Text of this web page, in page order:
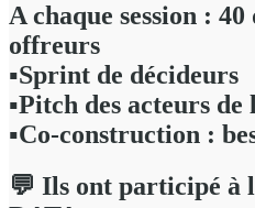
A chaque session : 40
offreurs​
▪️Sprint de décideurs
▪️Pitch des acteurs de
▪️Co-construction :
💬 Ils ont participé à